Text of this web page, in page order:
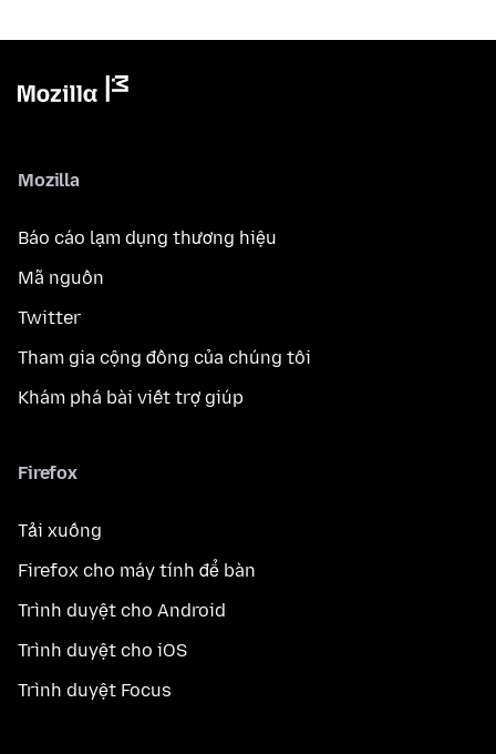
Mozilla
Báo cáo lạm dụng thương hiệu
Mã nguồn
Twitter
Tham gia cộng đồng của chúng tôi
Khám phá bài viết trợ giúp
Firefox
Tải xuống
Firefox cho máy tính để bàn
Trình duyệt cho Android
Trình duyệt cho iOS
Trình duyệt Focus